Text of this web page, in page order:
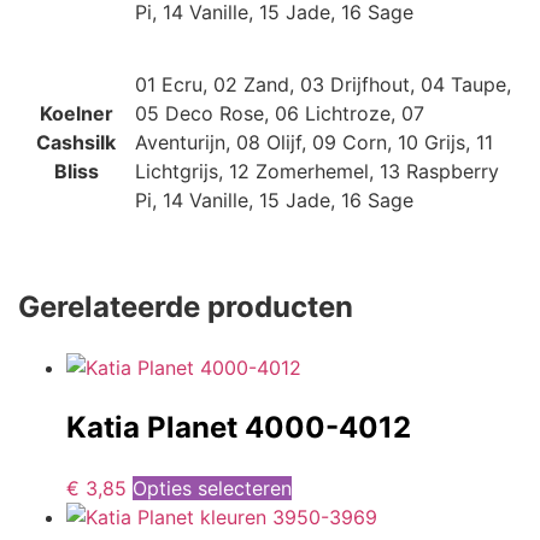
Pi, 14 Vanille, 15 Jade, 16 Sage
Koelner
Cashsilk
Bliss
01 Ecru, 02 Zand, 03 Drijfhout, 04 Taupe,
05 Deco Rose, 06 Lichtroze, 07
Aventurijn, 08 Olijf, 09 Corn, 10 Grijs, 11
Lichtgrijs, 12 Zomerhemel, 13 Raspberry
Pi, 14 Vanille, 15 Jade, 16 Sage
Gerelateerde producten
Katia Planet 4000-4012
€ 3,85 Opties selecteren